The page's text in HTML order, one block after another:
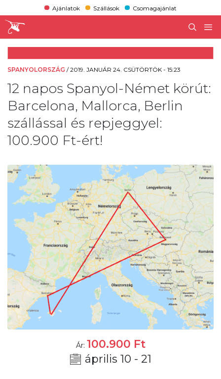
Ajánlatok Szállások Csomagajánlat
SPANYOLORSZÁG /2019. JANUÁR 24. CSÜTÖRTÖK - 15:23
12 napos Spanyol-Német körút:
Barcelona, Mallorca, Berlin
szállással és repjeggyel:
100.900 Ft-ért!
Ár: 100.900 Ft
április 10 - 21